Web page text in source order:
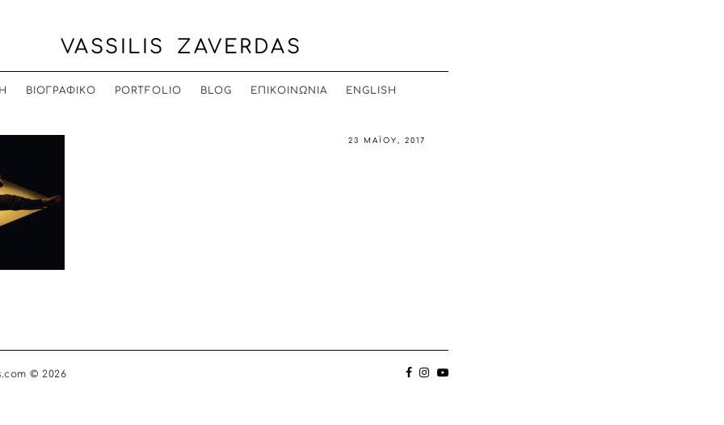
VASSILIS ZAVERDAS
ΒΙΟΓΡΑΦΙΚΟ PORTFOLIO BLOG ΕΠΙΚΟΙΝΩΝΙΑ ENGLISH
23 ΜΑΪ́ΟΥ, 2017
© 2026